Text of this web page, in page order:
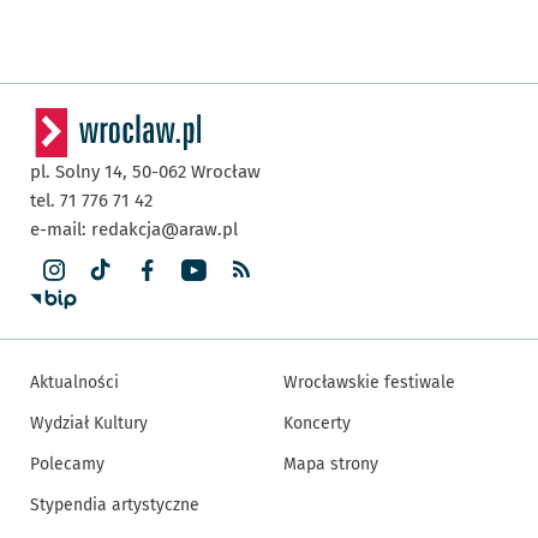
pl. Solny 14, 50-062 Wrocław
tel. 71 776 71 42
e-mail: redakcja@araw.pl
Aktualności
Wydział Kultury
Polecamy
Stypendia artystyczne
Wrocławskie festiwale
Koncerty
Mapa strony